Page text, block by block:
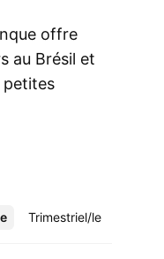
offre
au Brésil et
petites
secteur
holding,
et de
Trimestriel/le